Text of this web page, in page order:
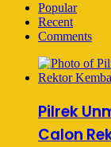
Popular
Recent
Comments
Pilrek
Calon